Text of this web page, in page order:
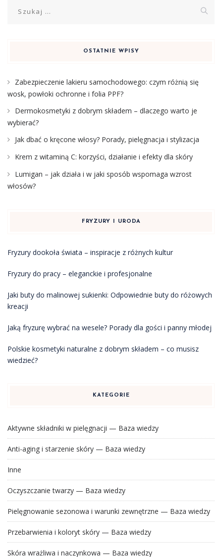
OSTATNIE WPISY
Zabezpieczenie lakieru samochodowego: czym różnią się
wosk, powłoki ochronne i folia PPF?
Dermokosmetyki z dobrym składem – dlaczego warto je
wybierać?
Jak dbać o kręcone włosy? Porady, pielęgnacja i stylizacja
Krem z witaminą C: korzyści, działanie i efekty dla skóry
Lumigan – jak działa i w jaki sposób wspomaga wzrost
włosów?
FRYZURY I URODA
Fryzury dookoła świata – inspiracje z różnych kultur
Fryzury do pracy – eleganckie i profesjonalne
Jaki buty do malinowej sukienki: Odpowiednie buty do różowych
kreacji
Jaką fryzurę wybrać na wesele? Porady dla gości i panny młodej
Polskie kosmetyki naturalne z dobrym składem – co musisz
wiedzieć?
KATEGORIE
Aktywne składniki w pielęgnacji — Baza wiedzy
Anti-aging i starzenie skóry — Baza wiedzy
Inne
Oczyszczanie twarzy — Baza wiedzy
Pielęgnowanie sezonowa i warunki zewnętrzne — Baza wiedzy
Przebarwienia i koloryt skóry — Baza wiedzy
Skóra wrażliwa i naczynkowa — Baza wiedzy